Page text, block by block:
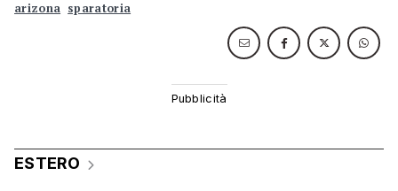
arizona sparatoria
ESTERO